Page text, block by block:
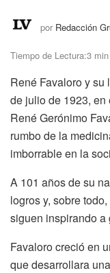
por Redacción
Tiempo de Lectura:3
René Favaloro y su
de julio de 1923,
René Gerónimo
rumbo de la
imborrable en la
A 101 años de su
logros y, sobre
siguen inspirando a
Favaloro creció en
que desarrollara